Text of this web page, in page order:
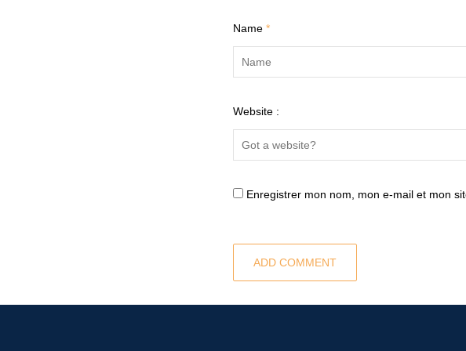
Name *
Website :
Enregistrer mon nom, mon e-mail et mon